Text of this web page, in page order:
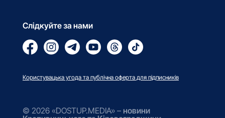
Слідкуйте за нами
Користувацька угода та публічна оферта для підписників
© 2026 «DOSTUP.MEDIA» – новини